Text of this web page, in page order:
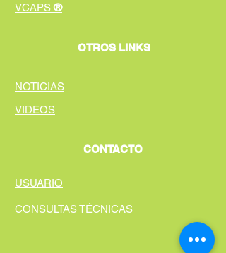
VCAPS®
OTROS LINKS
NOTICIAS
VIDEOS
CONTACTO
USUARIO
CONSULTAS TÉCNICAS